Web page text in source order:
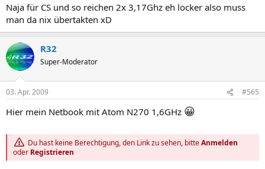
Naja für CS und so reichen 2x 3,17Ghz eh locker also muss
man da nix übertakten xD
R32
Super-Moderator
03. Apr. 2009 #565
Hier mein Netbook mit Atom N270 1,6GHz 😀
Du hast keine Berechtigung, den Link zu sehen, bitteAnmelden
oder Registrieren